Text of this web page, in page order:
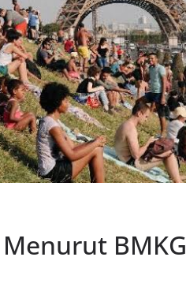
BMKG